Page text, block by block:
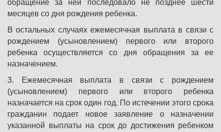
обращение за ней последовало не позднее шести
месяцев со дня рождения ребенка.
В остальных случаях ежемесячная выплата в связи с
рождением (усыновлением) первого или второго
ребенка осуществляется со дня обращения за ее
назначением.
3. Ежемесячная выплата в связи с рождением
(усыновлением) первого или второго ребенка
назначается на срок один год. По истечении этого срока
гражданин подает новое заявление о назначении
указанной выплаты на срок до достижения ребенком